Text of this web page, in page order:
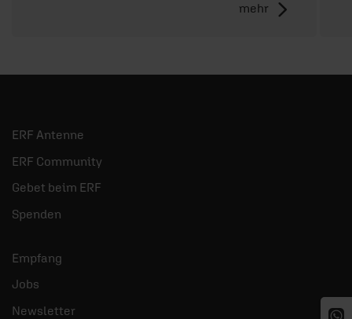
mehr
ERF Antenne
ERF Community
Gebet beim ERF
Spenden
Empfang
Jobs
Newsletter